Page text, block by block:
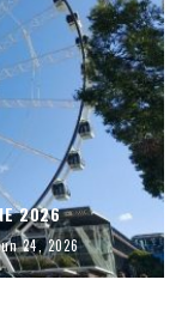
2026
24, 2026